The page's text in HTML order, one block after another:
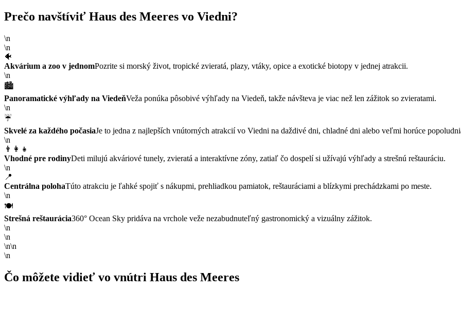
Prečo navštíviť Haus des Meeres vo Viedni?
\n
\n
🐠
Akvárium a zoo v jednomPozrite si morský život, tropické zvieratá, plazy, vtáky, opice a exotické biotopy v jednej atrakcii.
\n
🏙️
Panoramatické výhľady na ViedeňVeža ponúka pôsobivé výhľady na Viedeň, takže návšteva je viac než len zážitok so zvieratami.
\n
☔
Skvelé za každého počasiaJe to jedna z najlepších vnútorných atrakcií vo Viedni na daždivé dni, chladné dni alebo veľmi horúce
\n
👨‍👩‍👧
Vhodné pre rodinyDeti milujú akváriové tunely, zvieratá a interaktívne zóny, zatiaľ čo dospelí si užívajú výhľady a strešnú reštauráciu.
\n
📍
Centrálna polohaTúto atrakciu je ľahké spojiť s nákupmi, prehliadkou pamiatok, reštauráciami a blízkymi prechádzkami po meste.
\n
🍽️
Strešná reštaurácia360° Ocean Sky pridáva na vrchole veže nezabudnuteľný gastronomický a vizuálny zážitok.
\n
\n
\n\n
\n
Čo môžete vidieť vo vnútri Haus des Meeres